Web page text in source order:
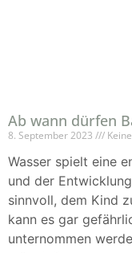
Ab wann dürfen
8. September 2023
Wasser spielt eine
und der
sinnvoll, dem Kind
kann es gar
unternommen